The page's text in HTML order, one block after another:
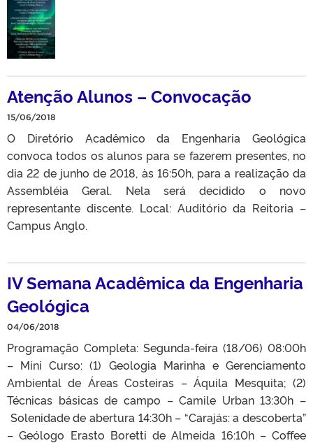
Atenção Alunos – Convocação
15/06/2018
O Diretório Acadêmico da Engenharia Geológica
convoca todos os alunos para se fazerem presentes, no
dia 22 de junho de 2018, às 16:50h, para a realização da
Assembléia Geral. Nela será decidido o novo
representante discente. Local: Auditório da Reitoria –
Campus Anglo.
IV Semana Acadêmica da Engenharia
Geológica
04/06/2018
Programação Completa: Segunda-feira (18/06) 08:00h
– Mini Curso: (1) Geologia Marinha e Gerenciamento
Ambiental de Áreas Costeiras – Áquila Mesquita; (2)
Técnicas básicas de campo – Camile Urban 13:30h –
Solenidade de abertura 14:30h – “Carajás: a descoberta”
– Geólogo Erasto Boretti de Almeida 16:10h – Coffee